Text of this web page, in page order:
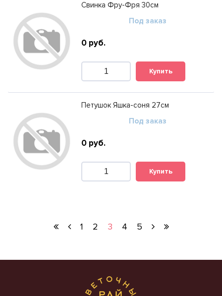
Свинка Фру-Фря 30см
Под заказ
0 руб.
Купить
Петушок Яшка-соня 27см
Под заказ
0 руб.
Купить
1 2 3 4 5